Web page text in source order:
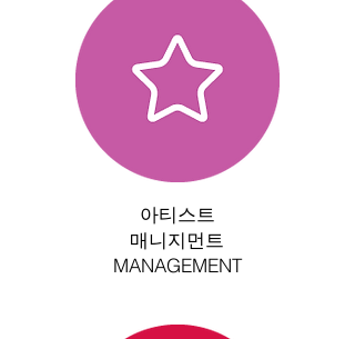
아티스트
매니지먼트
MANAGEMENT